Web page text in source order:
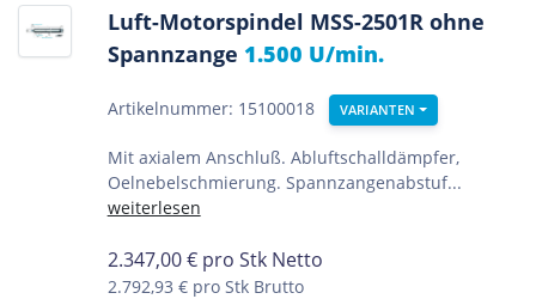
Luft-Motorspindel MSS-2501R ohne
Spannzange 1.500 U/min.
Artikelnummer: 15100018 VARIANTEN
Mit axialem Anschluß. Abluftschalldämpfer,
Oelnebelschmierung. Spannzangenabstuf...
weiterlesen
2.347,00€ pro Stk Netto
2.792,93 € pro Stk Brutto